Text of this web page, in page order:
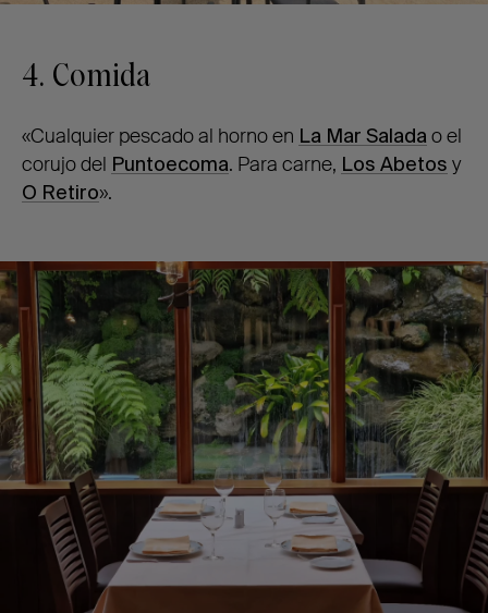
4. Comida
«Cualquier pescado al horno en La Mar Salada o el
corujo del Puntoecoma. Para carne, Los Abetos y
O Retiro».